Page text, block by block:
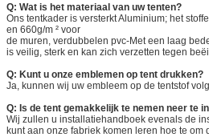
Q: Wat is het materiaal van uw tenten?
Ons tentkader is versterkt Aluminium; het
en 660g/m ² voor
de muren, verdubbelen pvc-Met een laag
is veilig, sterk en kan zich verzetten tegen
Q: Kunt u onze emblemen op tent drukken?
Ja, kunnen wij uw embleem op de tentstof
Q: Is de tent gemakkelijk te nemen neer te
Wij zullen u installatiehandboek evenals de
kunt aan onze fabriek komen leren hoe te om